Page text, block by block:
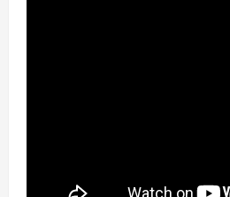
निजीविशेषज्ञों की